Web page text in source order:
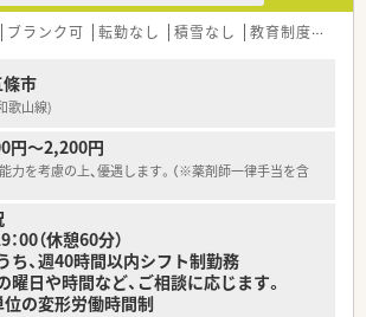
ブランク可 転勤なし 積雪なし 教育制度あり
市
歌山線)
円～2,200円
力を考慮の上、優遇します。（※薬剤師一律手当を含
00（休憩60分）
ち、週40時間以内シフト制勤務
日や時間など、ご相談に応じます。
の変形労働時間制